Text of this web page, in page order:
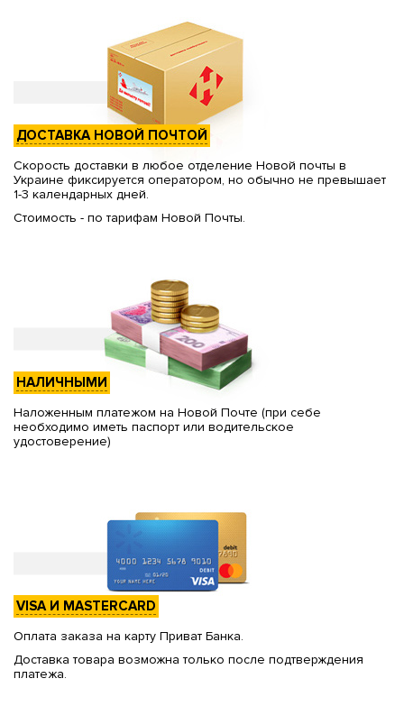
ДОСТАВКА НОВОЙ ПОЧТОЙ
Скорость доставки в любое отделение Новой почты в
Украине фиксируется оператором, но обычно не превышает
1-3 календарных дней.
Стоимость - по тарифам Новой Почты.
НАЛИЧНЫМИ
Наложенным платежом на Новой Почте (при себе
необходимо иметь паспорт или водительское
удостоверение)
VISA И MASTERCARD
Оплата заказа на карту Приват Банка.
Доставка товара возможна только после подтверждения
платежа.